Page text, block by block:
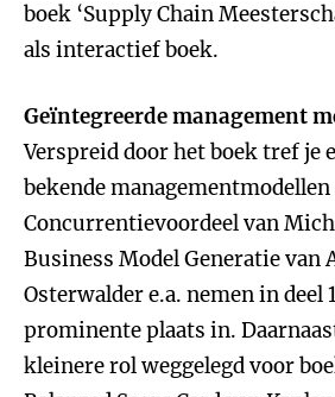
boek ‘Supply Chain
als interactief boek.
Geïntegreerde management
Verspreid door het boek tref je
bekende managementmodellen
Concurrentievoordeel van
Business Model Generatie van
Osterwalder e.a. nemen in deel
prominente plaats in.
kleinere rol weggelegd voor